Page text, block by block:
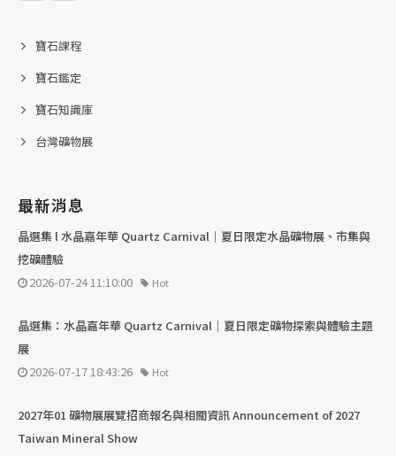
寶石課程
寶石鑑定
寶石知識庫
台灣礦物展
最新消息
晶選集 l 水晶嘉年華 Quartz Carnival｜夏日限定水晶礦物展、市集與
挖礦體驗
2026-07-24 11:10:00
Hot
晶選集：水晶嘉年華 Quartz Carnival｜夏日限定礦物探索與體驗主題
展
2026-07-17 18:43:26
Hot
2027年01 礦物展展覽招商報名與相關資訊 Announcement of 2027
Taiwan Mineral Show